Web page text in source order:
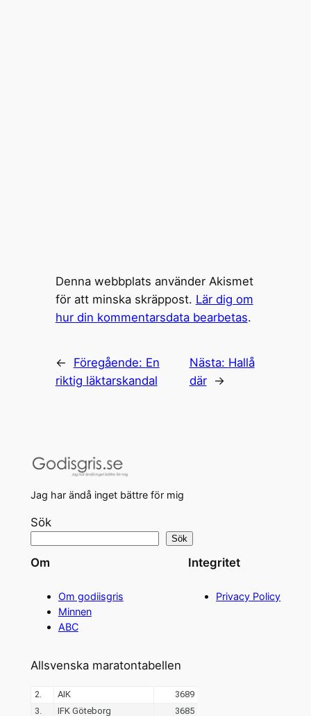
Denna webbplats använder Akismet
för att minska skräppost. Lär dig om
hur din kommentarsdata bearbetas.
← Föregående: En
riktig läktarskandal
Nästa: Hallå
där
→
Jag har ändå inget bättre för mig
Sök
Sök
Om
Om godiisgris
Minnen
ABC
Integritet
Privacy Policy
Allsvenska maratontabellen